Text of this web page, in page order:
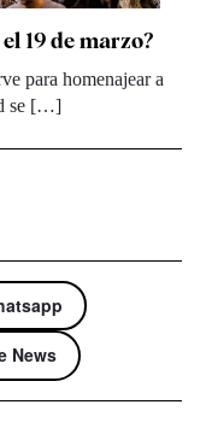
19 de marzo?
para homenajear a
se […]
News